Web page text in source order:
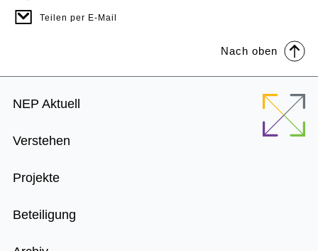
Teilen per E-Mail
Nach oben
Footer
NEP Aktuell
Verstehen
Projekte
Beteiligung